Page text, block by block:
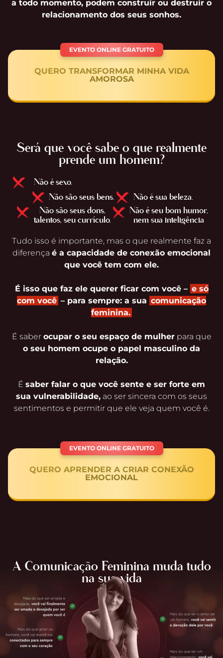
a todo momento, podem construir ou destruir o
relacionamento dos seus sonhos.
EVENTO ONLINE GRATUITO
QUERO TRANSFORMAR MINHA VIDA
AMOROSA
Será que você sabe o que realmente
prende um homem?
Não é sexo.
Não são seus bens.
Não é sua beleza.
Não são seus dons,
talentos, seu currículo.
Não é seu bom humor,
nem sua inteligência
Tudo isso é importante, mas o que realmente faz a
diferença é a capacidade de conexão emocional
que você tem com ele.
É isso que faz ele querer ficar com você – e só
com você – para sempre: a sua comunicação
feminina.
É saber ocupar o seu espaço de mulherpara que
o seu homem ocupe o papel masculino da
relação.
É saber falar o que você sente e ser forte em
sua vulnerabilidade, ao ser sincera com os seus
sentimentos e permitir que ele veja quem você é.
EVENTO ONLINE GRATUITO
QUERO APRENDER A CRIAR CONEXÃO
EMOCIONAL
A Comunicação Feminina muda tudo
na sua vida